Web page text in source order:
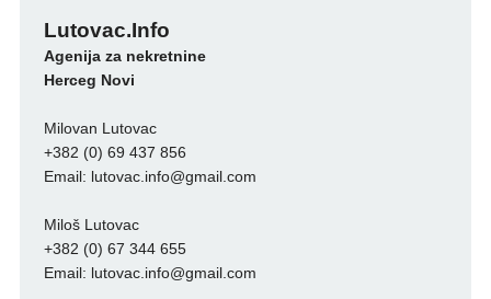
Lutovac.Info
Agenija za nekretnine
Herceg Novi
Milovan Lutovac
+382 (0) 69 437 856
Email: lutovac.info@gmail.com
Miloš Lutovac
+382 (0) 67 344 655
Email: lutovac.info@gmail.com